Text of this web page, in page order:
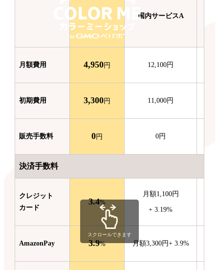
国内サービスA
月額費用 4,950円 12,100円
初期費用 3,300円 11,000円
販売手数料 0円 0円
決済手数料
クレジット
カード
3.4%
月額1,100円
+3.19%
AmazonPay 3.9% 月額3,300円+ 3.9%
スクロールできます